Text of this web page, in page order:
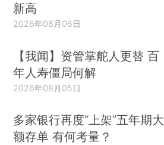
新高
2026年08月06日
【我闻】资管掌舵人更替 百
年人寿僵局何解
2026年08月05日
多家银行再度“上架”五年期大
额存单 有何考量？